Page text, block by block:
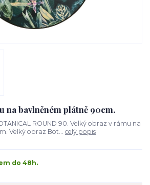
na bavlněném plátně 90cm.
ROUND 90. Velký obraz v rámu na
Velký obraz Bot... celý popis
do 48h.